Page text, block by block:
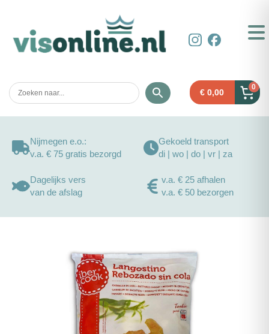
€ 0,00
0
Nijmegen e.o.:
v.a. € 75 gratis bezorgd
Gekoeld transport
di | wo | do | vr | za
Dagelijks vers
van de afslag
v.a. € 25 afhalen
v.a. € 50 bezorgen